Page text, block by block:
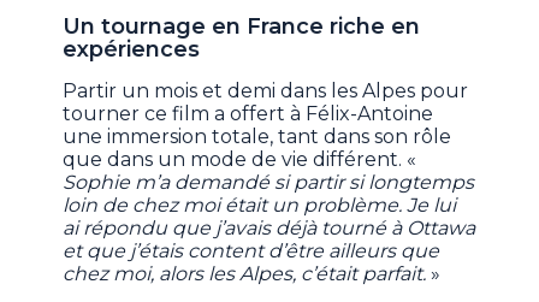
Un tournage en France riche en
expériences
Partir un mois et demi dans les Alpes pour
tourner ce film a offert à Félix-Antoine
une immersion totale, tant dans son rôle
que dans un mode de vie différent. «
Sophie m’a demandé si partir si longtemps
loin de chez moi était un problème. Je lui
ai répondu que j’avais déjà tourné à Ottawa
et que j’étais content d’être ailleurs que
chez moi, alors les Alpes, c’était parfait. »